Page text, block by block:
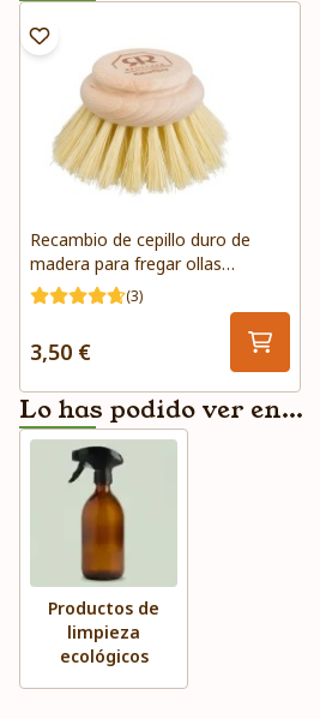
Recambio de cepillo duro de
madera para fregar ollas
Redecker
(3)
3,50 €
Lo has podido ver en...
Productos de
limpieza
ecológicos